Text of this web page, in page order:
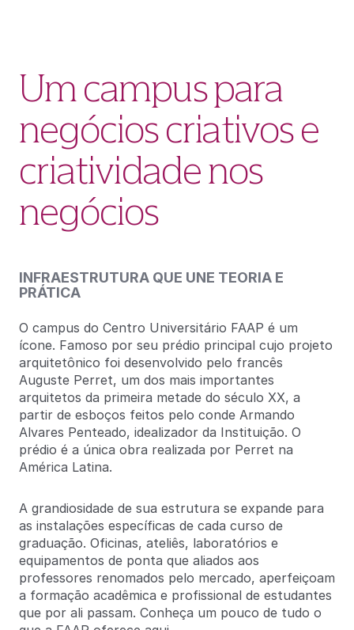
Um campus para
negócios criativos e
criatividade nos
negócios
INFRAESTRUTURA QUE UNE TEORIA E
PRÁTICA
O campus do Centro Universitário FAAP é um
ícone. Famoso por seu prédio principal cujo projeto
arquitetônico foi desenvolvido pelo francês
Auguste Perret, um dos mais importantes
arquitetos da primeira metade do século XX, a
partir de esboços feitos pelo conde Armando
Alvares Penteado, idealizador da Instituição. O
prédio é a única obra realizada por Perret na
América Latina.
A grandiosidade de sua estrutura se expande para
as instalações específicas de cada curso de
graduação. Oficinas, ateliês, laboratórios e
equipamentos de ponta que aliados aos
professores renomados pelo mercado, aperfeiçoam
a formação acadêmica e profissional de estudantes
que por ali passam. Conheça um pouco de tudo o